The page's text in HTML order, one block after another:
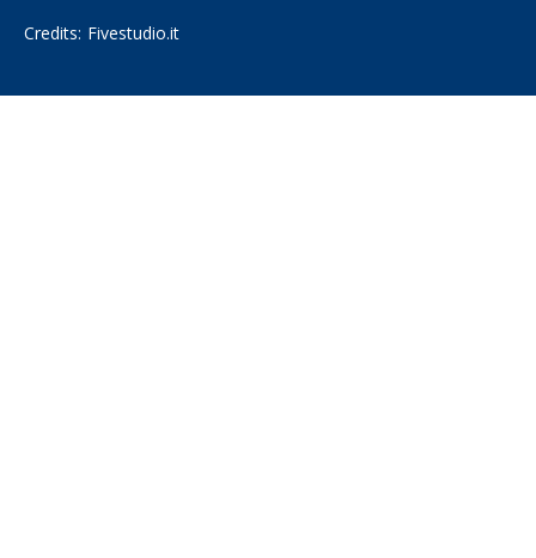
Credits: Fivestudio.it